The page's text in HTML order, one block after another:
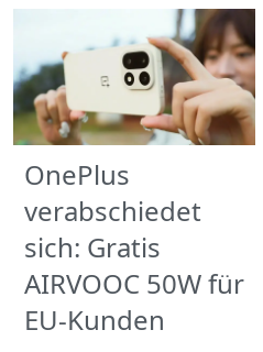
OnePlus
verabschiedet
sich: Gratis
AIRVOOC 50W für
EU-Kunden